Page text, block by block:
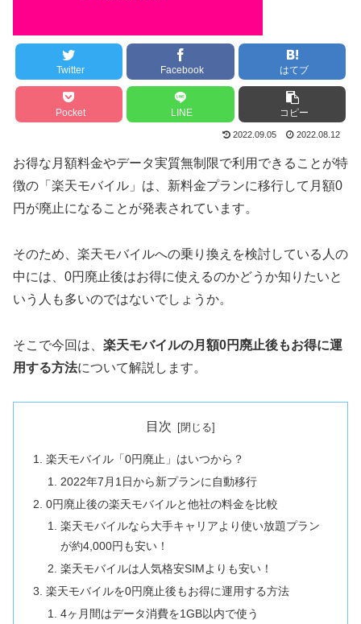
Twitter Facebook はてブ
Pocket LINE コピー
2022.09.05 2022.08.12
お得な月額料金やデータ実質無制限で利用できることが特
徴の「楽天モバイル」は、新料金プランに移行して月額0
円が廃止になることが発表されています。
そのため、楽天モバイルへの乗り換えを検討している人の
中には、0円廃止後はお得に使えるのかどうか知りたいと
いう人も多いのではないでしょうか。
そこで今回は、 楽天モバイルの月額0円廃止後もお得に運
用する方法について解説します。
目次
楽天モバイル「0円廃止」はいつから？
2022年7月1日から新プランに自動移行
0円廃止後の楽天モバイルと他社の料金を比較
楽天モバイルなら大手キャリアより使い放題プラン
が約4,000円も安い！
楽天モバイルは人気格安SIMよりも安い！
楽天モバイルを0円廃止後もお得に運用する方法
4ヶ月間はデータ消費を1GB以内で使う